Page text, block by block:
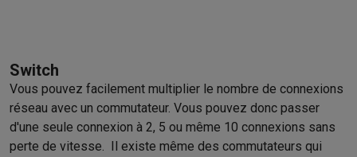
Switch
Vous pouvez facilement multiplier le nombre de connexions
réseau avec un commutateur. Vous pouvez donc passer
d'une seule connexion à 2, 5 ou même 10 connexions sans
perte de vitesse. Il existe même des commutateurs qui